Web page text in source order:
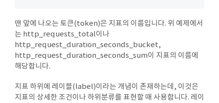
맨 앞에 나오는 토큰(token)은 지표의 이름입니다. 위 예제에서
는 http_requests_total이나
http_request_duration_seconds_bucket,
http_request_duration_seconds_sum이 지표의 이름에
해당합니다.
지표 하위에 레이블(label)이라는 개념이 존재하는데, 이것은
지표의 상세한 조건이나 하위분류를 표현할 때 사용합니다. 레이